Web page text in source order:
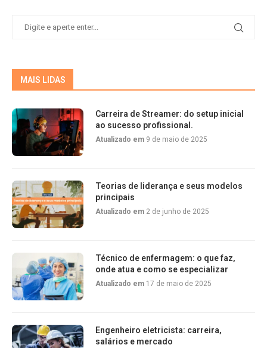
MAIS LIDAS
Carreira de Streamer: do setup inicial
ao sucesso profissional.
Atualizado em 9 de maio de 2025
Teorias de liderança e seus modelos
principais
Atualizado em 2 de junho de 2025
Técnico de enfermagem: o que faz,
onde atua e como se especializar
Atualizado em 17 de maio de 2025
Engenheiro eletricista: carreira,
salários e mercado